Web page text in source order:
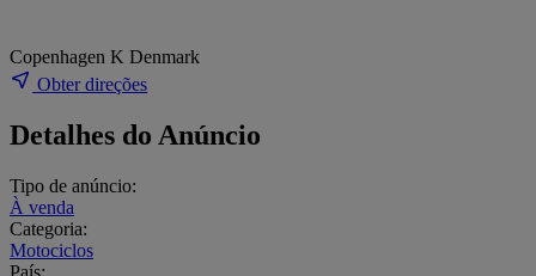
Copenhagen K Denmark
Obter direções
Detalhes do Anúncio
Tipo de anúncio:
À venda
Categoria:
Motociclos